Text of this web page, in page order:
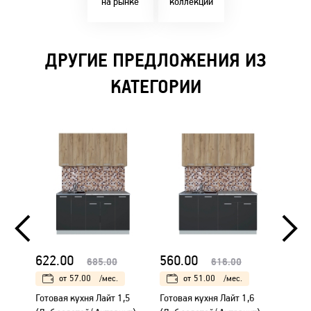
ДРУГИЕ ПРЕДЛОЖЕНИЯ ИЗ
КАТЕГОРИИ
622.00 685.00
от 57.00 /мес.
Готовая кухня Лайт 1,5
560.00 616.00
от 51.00 /мес.
Готовая кухня Лайт 1,6